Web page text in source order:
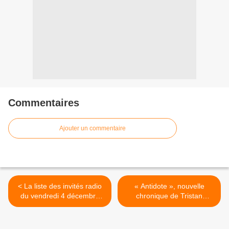
Commentaires
Ajouter un commentaire
< La liste des invités radio
du vendredi 4 décembre
2020
« Antidote », nouvelle
chronique de Tristan
Mendès France dès ce